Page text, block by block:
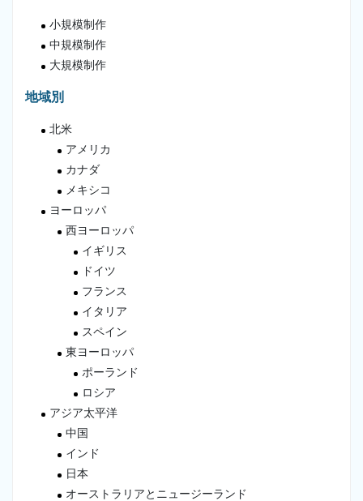
小規模制作
中規模制作
大規模制作
地域別
北米
アメリカ
カナダ
メキシコ
ヨーロッパ
西ヨーロッパ
イギリス
ドイツ
フランス
イタリア
スペイン
東ヨーロッパ
ポーランド
ロシア
アジア太平洋
中国
インド
日本
オーストラリアとニュージーランド